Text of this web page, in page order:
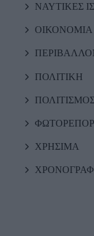
ΝΑΥΤΙΚΕΣ
ΟΙΚΟΝΟΜΙΑ
ΠΟΛΙΤΙΚΗ
ΧΡΗΣΙΜΑ